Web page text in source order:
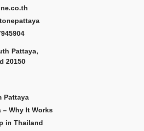
Pattaya,
20150
Pattaya
– Why It Works
in Thailand